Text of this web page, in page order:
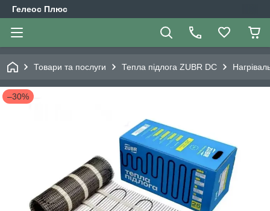
Гелеос Плюс
Товари та послуги Тепла підлога ZUBR DC
–30%